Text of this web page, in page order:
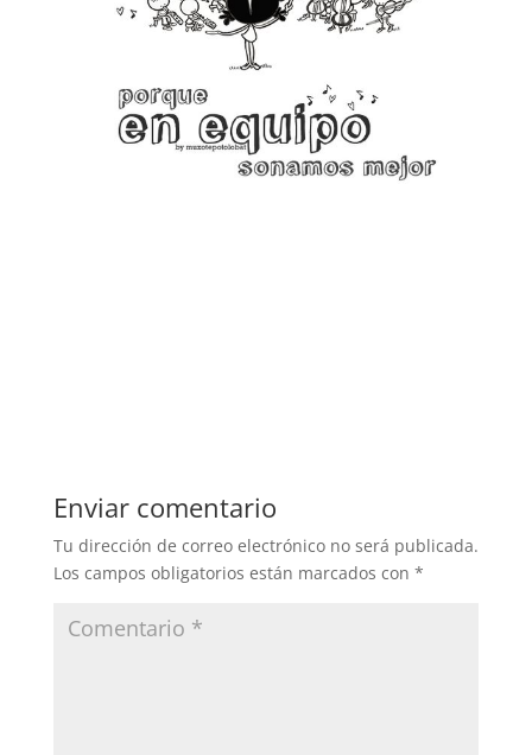
Enviar comentario
Tu dirección de correo electrónico no será publicada.
Los campos obligatorios están marcados con *